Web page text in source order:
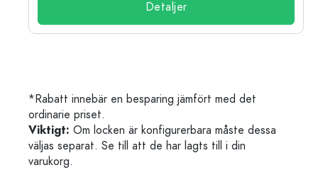
Detaljer
*Rabatt innebär en besparing jämfört med det
ordinarie priset.
Viktigt: Om locken är konfigurerbara måste dessa
väljas separat. Se till att de har lagts till i din
varukorg.